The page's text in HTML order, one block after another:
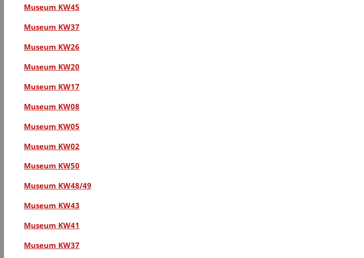
Museum KW45
Museum KW37
Museum KW26
Museum KW20
Museum KW17
Museum KW08
Museum KW05
Museum KW02
Museum KW50
Museum KW48/49
Museum KW43
Museum KW41
Museum KW37